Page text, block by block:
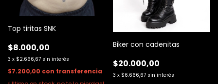
Top tiritas SNK
$8.000,00
3 x $2.666,67 sin interés
$7.200,00 con transferencia
Biker con cadenitas
$20.000,00
3 x $6.666,67 sin interés